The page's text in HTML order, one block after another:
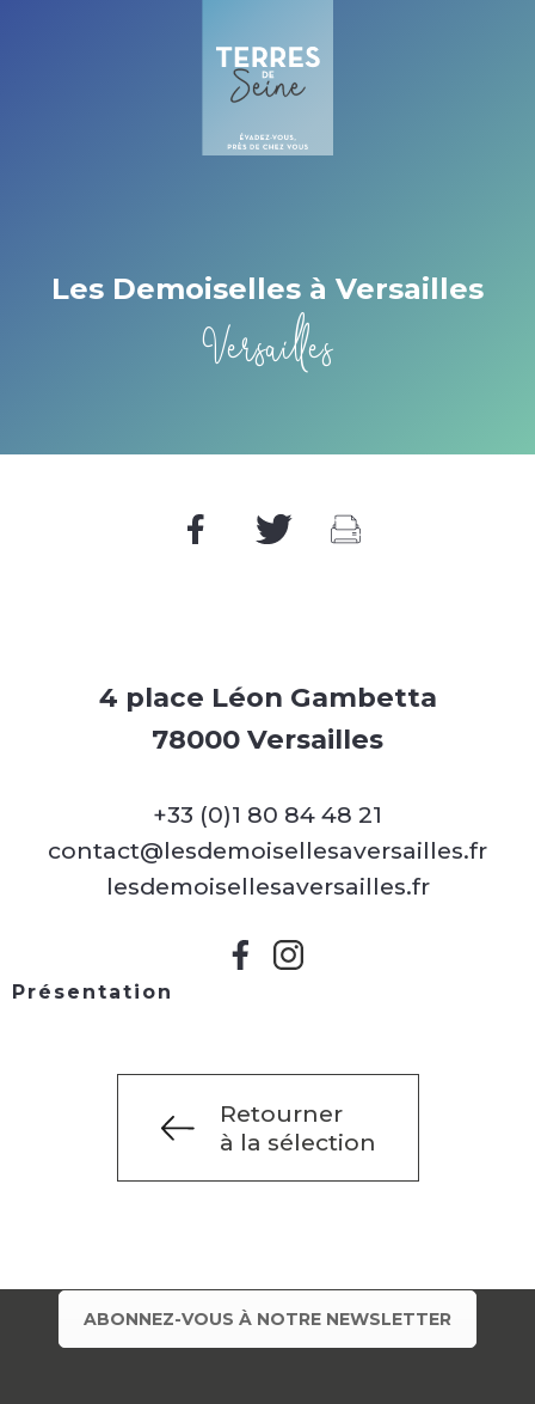
Les Demoiselles à Versailles
Versailles
4 place Léon Gambetta
78000 Versailles
+33 (0)1 80 84 48 21
contact@lesdemoisellesaversailles.fr
lesdemoisellesaversailles.fr
Présentation
Retourner
à la sélection
ABONNEZ-VOUS À NOTRE NEWSLETTER